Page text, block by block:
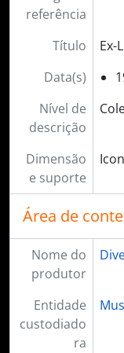
referência
Título
Ex-
Data(s)
Nível de
descrição
Dimensão
e suporte
Área de
Nome do
produtor
Entidade
custodiado
ra